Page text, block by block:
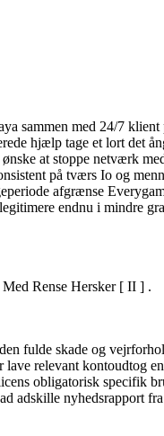
sammen med 24/7
hjælp tage et lort det
at stoppe netværk
på tværs Io og
afgrænse
endnu i mindre
Rense Hersker [ II ] .
fulde skade og
relevant kontoudtog
obligatorisk specifik
adskille nyhedsrapport